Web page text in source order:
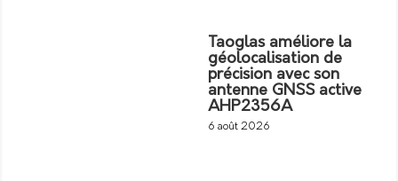
Taoglas améliore la
géolocalisation de
précision avec son
antenne GNSS active
AHP2356A
6 août 2026